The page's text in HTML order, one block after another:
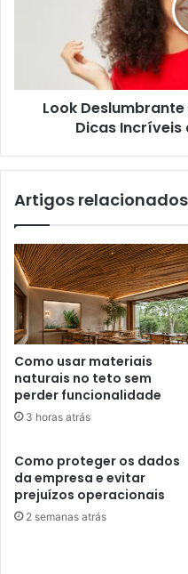
Look
Dicas Incríveis
Artigos relacionados
Como usar materiais
naturais no teto sem
perder funcionalidade
3 horas atrás
Como proteger os dados
da empresa e evitar
prejuízos operacionais
2 semanas atrás